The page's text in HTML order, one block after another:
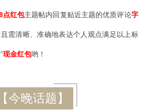
点红包主题帖内回复贴近主题的优质评论字
且需清晰、准确地表达个人观点满足以上标
现金红包哟！
【今晚话题】